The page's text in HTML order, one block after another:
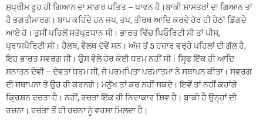
ਸੁਪ੍ਰੀਮ ਰੂਹ ਹੀ ਗਿਆਨ ਦਾ ਸਾਗਰ ਪਤਿਤ – ਪਾਵਨ ਹੈ।ਬਾਕੀ ਸ਼ਾਸਤਰਾਂ ਦਾ ਗਿਆਨ ਤਾਂ
ਹੈ ਭਗਤੀਮਾਰਗ। ਬਾਪ ਕਹਿੰਦੇ ਹਨ ਜਪ, ਤਪ, ਤੀਰਥ ਆਦਿ ਕਰਦੇ ਹੋਰ ਹੀ ਹੇਠਾਂ ਡਿੱਗਦੇ
ਆਏ ਹੋ। ਤੁਸੀਂ ਪਹਿਲੋਂ ਸਤੋਪ੍ਰਧਾਨ ਸੀ। ਭਾਰਤ ਵਿੱਚ ਪਿਓਰਿਟੀ ਸੀ ਤਾਂ ਪੀਸ,
ਪ੍ਰਾਸਪੈਰਿਟੀ ਸੀ। ਹੈਲਥ, ਵੈਲਥ ਦੋਵੇਂ ਸਨ। ਅੱਜ ਤੋਂ 5 ਹਜ਼ਾਰ ਵਰ੍ਹੇ ਪਹਿਲਾਂ ਦੀ ਗੱਲ ਹੈ,
ਇਹ ਭਾਰਤ ਸਵਰਗ ਸੀ। ਉਸ ਵੇਲੇ ਹੋਰ ਕੋਈ ਧਰਮ ਨਹੀਂ ਸੀ। ਸਿਰ੍ਫ ਇੱਕ ਹੀ ਆਦਿ
ਸਨਾਤਨ ਦੇਵੀ – ਦੇਵਤਾ ਧਰਮ ਸੀ, ਜੋ ਪਰਮਪਿਤਾ ਪਰਮਾਤਮਾ ਨੇ ਸਥਾਪਨ ਕੀਤਾ। ਸਵਰਗ
ਦੀ ਸਥਾਪਨਾ ਤੇ ਉਹ ਹੀ ਕਰਨਗੇ। ਮਨੁੱਖ ਤਾਂ ਕਰ ਨਹੀਂ ਸਕਦੇ। ਇਵੇਂ ਤਾਂ ਨਹੀਂ ਕਹਾਂਗੇ
ਕ੍ਰਿਸ਼ਨ ਰਚਤਾ ਹੈ। ਨਹੀਂ, ਰਚਤਾ ਇੱਕ ਹੀ ਨਿਰਾਕਾਰ ਸ਼ਿਵ ਹੈ। ਬਾਕੀ ਹੈ ਉਨ੍ਹਾਂ ਦੀ
ਰਚਨਾ। ਰਚਤਾ ਤੋਂ ਹੀ ਰਚਨਾ ਨੂੰ ਵਰਸਾ ਮਿਲਦਾ ਹੈ।